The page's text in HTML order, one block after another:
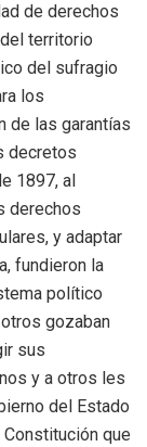
de derechos
territorio
del sufragio
los
de las garantías
decretos
1897, al
derechos
y adaptar
fundieron la
político
gozaban
sus
y a otros les
del Estado
que